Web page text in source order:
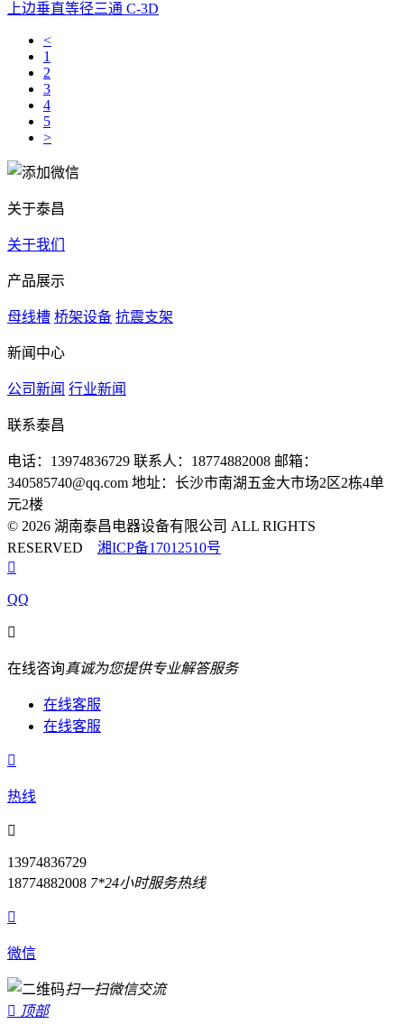
上边垂直等径三通 C-3D
<
1
2
3
4
5
>
关于泰昌
关于我们
产品展示
母线槽 桥架设备 抗震支架
新闻中心
公司新闻 行业新闻
联系泰昌
电话：13974836729 联系人：18774882008 邮箱：
340585740@qq.com 地址：长沙市南湖五金大市场2区2栋4单
元2楼
© 2026 湖南泰昌电器设备有限公司 ALL RIGHTS
RESERVED 湘ICP备17012510号

QQ

在线咨询真诚为您提供专业解答服务
在线客服
在线客服

热线

13974836729
18774882008 7*24小时服务热线

微信
扫一扫微信交流
 顶部